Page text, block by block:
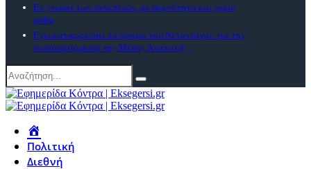
Εν γνώσει των συνεπειών, με σεμνότητα και χωρίς
φόβο
Εχει καταρρεύσει το όραμα του Νετανιάχου για την
αναδιαμόρφωση της Μέσης Ανατολής;
Πολιτική
Διεθνή